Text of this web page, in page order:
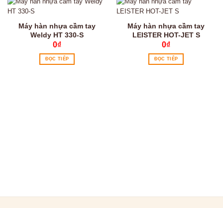
Máy hàn nhựa cầm tay
Weldy HT 330-S
0₫
ĐỌC TIẾP
Máy hàn nhựa cầm tay
LEISTER HOT-JET S
0₫
ĐỌC TIẾP